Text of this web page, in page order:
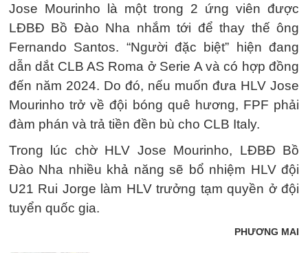
Jose Mourinho là một trong 2 ứng viên được
LĐBĐ Bồ Đào Nha nhắm tới để thay thế ông
Fernando Santos. “Người đặc biệt” hiện đang
dẫn dắt CLB AS Roma ở Serie A và có hợp đồng
đến năm 2024. Do đó, nếu muốn đưa HLV Jose
Mourinho trở về đội bóng quê hương, FPF phải
đàm phán và trả tiền đền bù cho CLB Italy.
Trong lúc chờ HLV Jose Mourinho, LĐBĐ Bồ
Đào Nha nhiều khả năng sẽ bổ nhiệm HLV đội
U21 Rui Jorge làm HLV trưởng tạm quyền ở đội
tuyển quốc gia.
PHƯƠNG MAI